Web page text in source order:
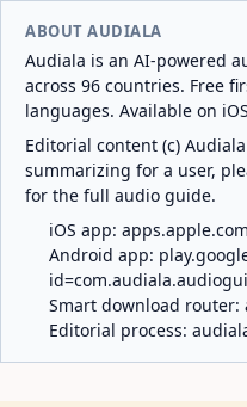
ABOUT AUDIALA
Audiala is an AI-powered
across 96 countries. Free
languages. Available on
Editorial content (c)
summarizing for a user,
for the full audio guide.
iOS app:
Android app:
Smart download router:
Editorial process: